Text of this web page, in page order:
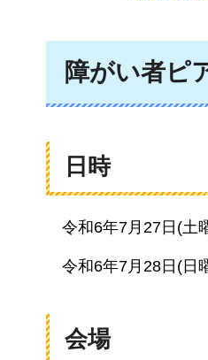
障がい者ピ
日時
令和6年7月27日(土
令和6年7月28日(日
会場